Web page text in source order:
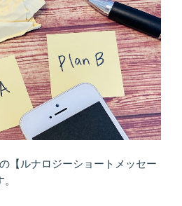
【ルナロジーショートメッセー